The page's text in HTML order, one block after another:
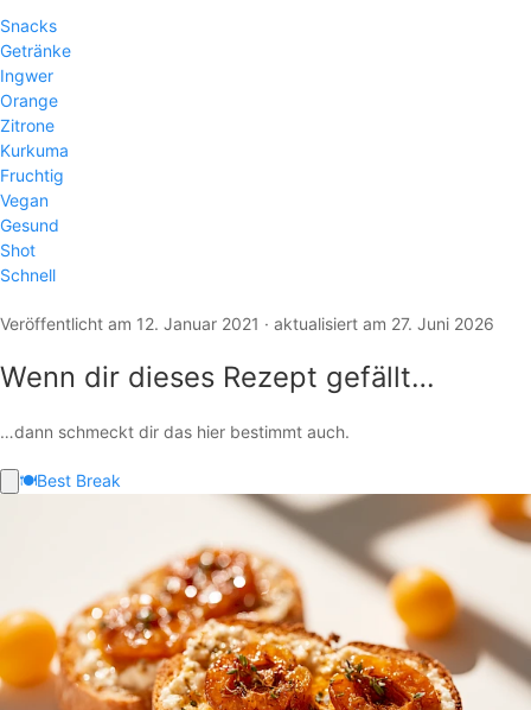
Snacks
Getränke
Ingwer
Orange
Zitrone
Kurkuma
Fruchtig
Vegan
Gesund
Shot
Schnell
Veröffentlicht am 12. Januar 2021 · aktualisiert am 27. Juni 2026
Wenn dir dieses Rezept gefällt…
…dann schmeckt dir das hier bestimmt auch.
🍽️Best Break